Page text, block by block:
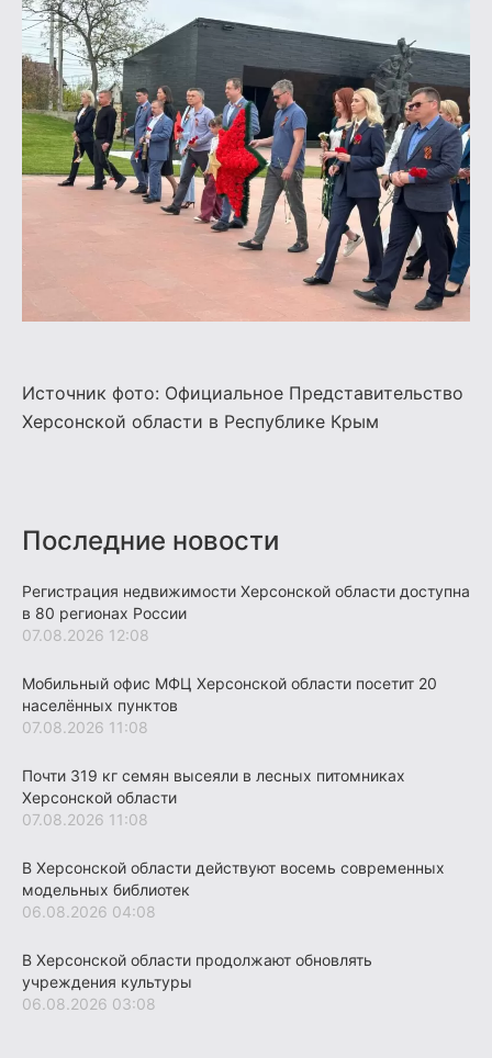
Источник фото: Официальное Представительство
Херсонской области в Республике Крым
Последние новости
Регистрация недвижимости Херсонской области доступна
в 80 регионах России
07.08.2026 12:08
Мобильный офис МФЦ Херсонской области посетит 20
населённых пунктов
07.08.2026 11:08
Почти 319 кг семян высеяли в лесных питомниках
Херсонской области
07.08.2026 11:08
В Херсонской области действуют восемь современных
модельных библиотек
06.08.2026 04:08
В Херсонской области продолжают обновлять
учреждения культуры
06.08.2026 03:08